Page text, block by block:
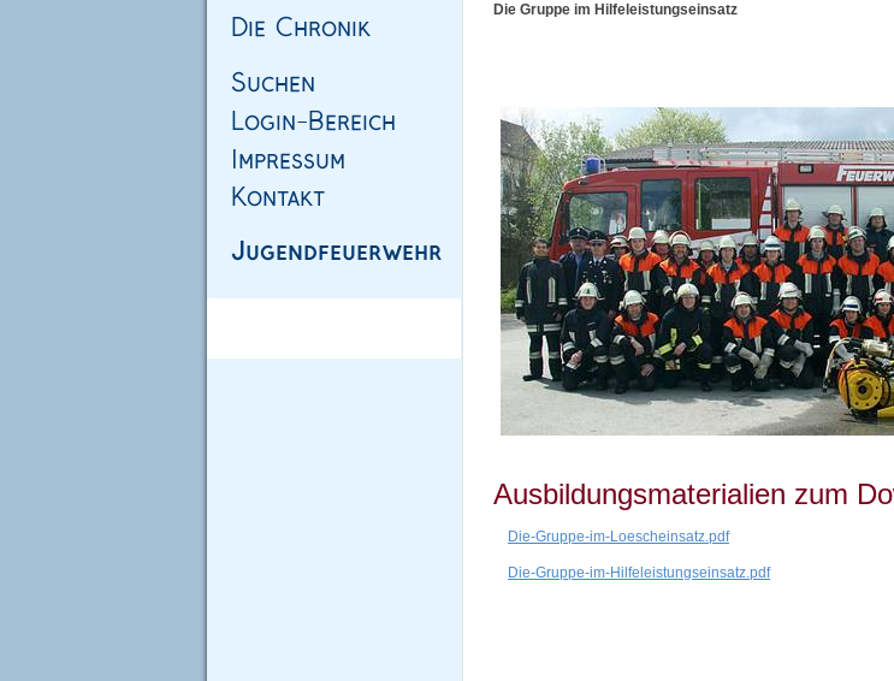
Die Gruppe im Hilfeleistungseinsatz
Ausbildungsmaterialien zum
Die-Gruppe-im-Loescheinsatz.pdf
Die-Gruppe-im-Hilfeleistungseinsatz.pdf